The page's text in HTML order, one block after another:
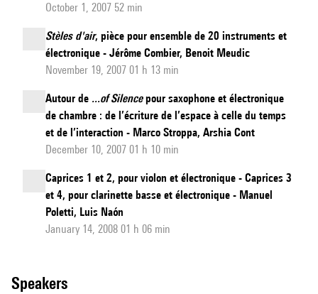
October 1, 2007 52 min
Stèles d'air, pièce pour ensemble de 20 instruments et
électronique - Jérôme Combier, Benoit Meudic
November 19, 2007 01 h 13 min
Autour de ...of Silencepour saxophone et électronique
de chambre : de l’écriture de l’espace à celle du temps
et de l’interaction - Marco Stroppa, Arshia Cont
December 10, 2007 01 h 10 min
Caprices 1 et 2, pour violon et électronique - Caprices 3
et 4, pour clarinette basse et électronique - Manuel
Poletti, Luis Naón
January 14, 2008 01 h 06 min
speakers